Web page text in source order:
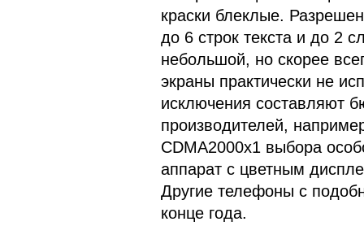
краски блеклые.
до 6 строк текста и до 2
небольшой, но скорее
экраны практически не
исключения составляют
производителей,
CDMA2000x1 выбора
аппарат с цветным
Другие телефоны с
конце года.